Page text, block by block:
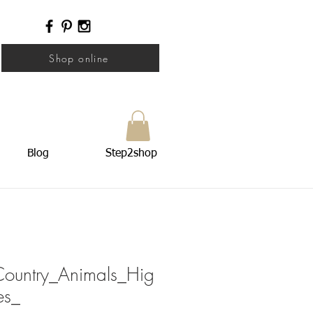
Shop online
Blog Step2shop